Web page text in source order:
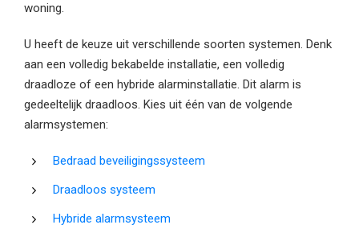
woning.
U heeft de keuze uit verschillende soorten systemen. Denk
aan een volledig bekabelde installatie, een volledig
draadloze of een hybride alarminstallatie. Dit alarm is
gedeeltelijk draadloos. Kies uit één van de volgende
alarmsystemen:
Bedraad beveiligingssysteem
Draadloos systeem
Hybride alarmsysteem